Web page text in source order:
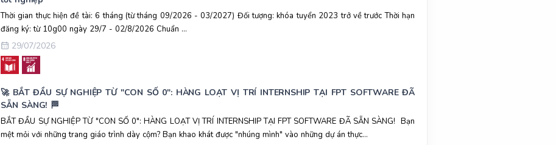
Thời gian thực hiện đề tài: 6 tháng (từ tháng 09/2026 - 03/2027) Đối tượng: khóa tuyển 2023 trở về trước Thời hạn
đăng ký: từ 10g00 ngày 29/7 - 02/8/2026 Chuẩn ...
29/07/2026
🚀 BẮT ĐẦU SỰ NGHIỆP TỪ "CON SỐ 0": HÀNG LOẠT VỊ TRÍ INTERNSHIP TẠI FPT SOFTWARE ĐÃ
SẴN SÀNG! 🏁
BẮT ĐẦU SỰ NGHIỆP TỪ "CON SỐ 0": HÀNG LOẠT VỊ TRÍ INTERNSHIP TẠI FPT SOFTWARE ĐÃ SẴN SÀNG! Bạn
mệt mỏi với những trang giáo trình dày cộm? Bạn khao khát được "nhúng mình" vào những dự án thực...